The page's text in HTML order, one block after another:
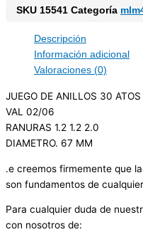
SKU 15541 Categoría
Descripción
Información adicional
Valoraciones (0)
JUEGO DE ANILLOS 30
VAL 02/06
RANURAS 1.2 1.2 2.0
DIAMETRO. 67 MM
.e creemos firmemente que
son fundamentos de
Para cualquier duda de
con nosotros de: